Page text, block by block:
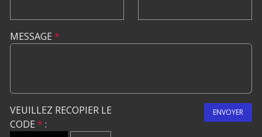
MESSAGE *
VEUILLEZ RECOPIER LE
CODE * :
ENVOYER